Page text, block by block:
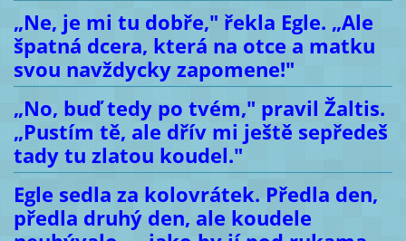
„Ne, je mi tu dobře," řekla Egle. „Ale
špatná dcera, která na otce a matku
svou navždycky zapomene!"
„No, buď tedy po tvém," pravil Žaltis.
„Pustím tě, ale dřív mi ještě sepředeš
tady tu zlatou koudel."
Egle sedla za kolovrátek. Předla den,
předla druhý den, ale koudele